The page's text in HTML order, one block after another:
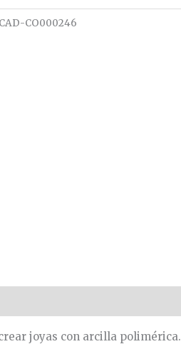
CAD-CO000246
joyas con arcilla polimérica.